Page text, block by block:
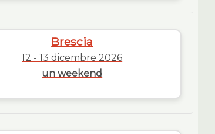
Brescia
12 - 13 dicembre 2026
un weekend